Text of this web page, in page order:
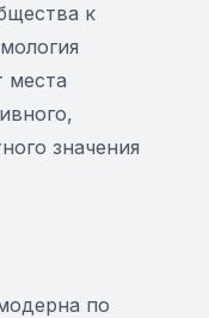
к
места
значения
по